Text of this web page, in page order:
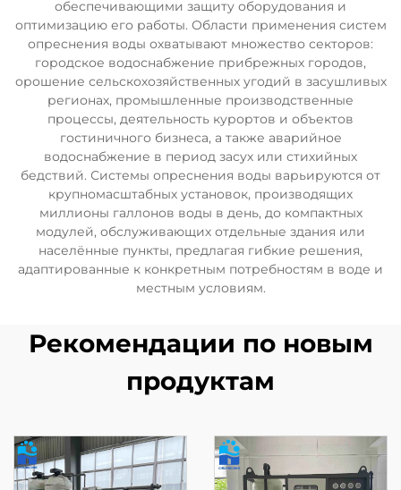
обеспечивающими защиту оборудования и
оптимизацию его работы. Области применения систем
опреснения воды охватывают множество секторов:
городское водоснабжение прибрежных городов,
орошение сельскохозяйственных угодий в засушливых
регионах, промышленные производственные
процессы, деятельность курортов и объектов
гостиничного бизнеса, а также аварийное
водоснабжение в период засух или стихийных
бедствий. Системы опреснения воды варьируются от
крупномасштабных установок, производящих
миллионы галлонов воды в день, до компактных
модулей, обслуживающих отдельные здания или
населённые пункты, предлагая гибкие решения,
адаптированные к конкретным потребностям в воде и
местным условиям.
Рекомендации по новым
продуктам